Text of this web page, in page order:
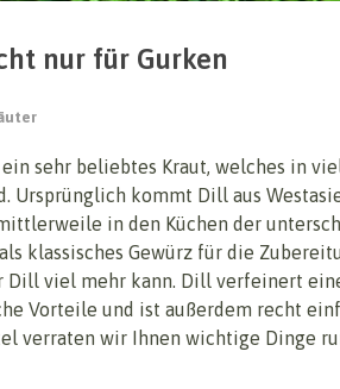
nur für Gurken
sehr beliebtes Kraut, welches in
Ursprünglich kommt Dill aus
in den Küchen der
klassisches Gewürz für die
Dill viel mehr kann. Dill verfeinert
Vorteile und ist außerdem recht
verraten wir Ihnen wichtige Dinge